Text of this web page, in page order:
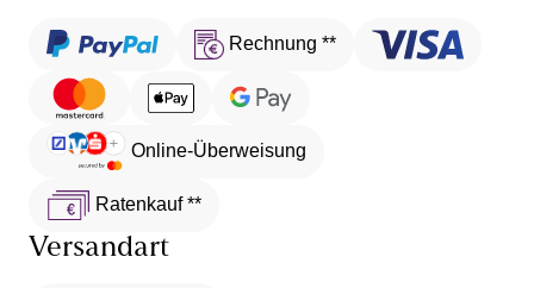
Rechnung **
Online-Überweisung
Ratenkauf **
Versandart